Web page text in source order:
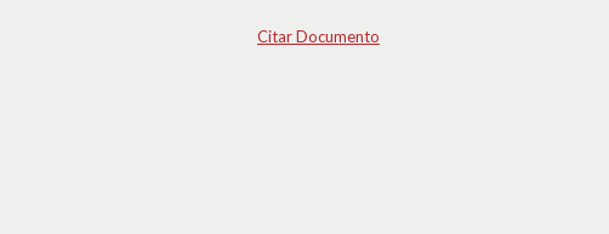
Citar Documento